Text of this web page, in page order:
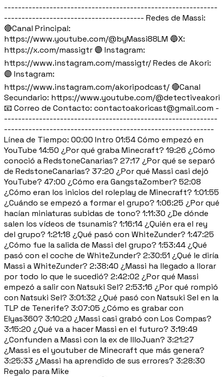
-------------------------------------------------------------
---------------------------------------- Redes de Massi:
🔴Canal Principal:
https://www.youtube.com/@byMassi88LM 🔵X:
https://x.com/massigtr 🟣 Instagram:
https://www.instagram.com/massigtr/ Redes de Akori:
🟣 Instagram:
https://www.instagram.com/akoripodcast/ 🔴Canal
Secundario: https://www.youtube.com/@detectiveakori
📧 Correo de Contacto: contactoakoricast@gmail.com -
-------------------------------------------------------------
------------------------------------------------------------
Línea de Tiempo: 00:00 Intro 01:54 Cómo empezó en
YouTube 14:50 ¿Por qué graba Minecraft? 19:26 ¿Cómo
conoció a RedstoneCanarias? 27:17 ¿Por qué se separó
de RedstoneCanarias? 37:20 ¿Por qué Massi casi dejó
YouTube? 47:00 ¿Cómo era GangstaZomber? 52:08
¿Cómo eran los inicios del roleplay de Minecraft? 1:01:55
¿Cuándo se empezó a formar el grupo? 1:06:25 ¿Por qué
hacían miniaturas subidas de tono? 1:11:30 ¿De dónde
salen los vídeos de tsunamis? 1:16:14 ¿Quién era el rey
del grupo? 1:21:18 ¿Qué pasó con WhiteZunder? 1:47:25
¿Cómo fue la salida de Massi del grupo? 1:53:44 ¿Qué
pasó con el coche de WhiteZunder? 2:30:51 ¿Qué le diría
Massi a WhiteZunder? 2:38:40 ¿Massi ha llegado a llorar
por todo lo que le sucedió? 2:42:02 ¿Por qué Massi
empezó a salir con Natsuki Sel? 2:53:16 ¿Por qué rompió
con Natsuki Sel? 3:01:32 ¿Qué pasó con Natsuki Sel en la
TLP de Tenerife? 3:07:05 ¿Cómo es grabar con
Elyas360? 3:10:20 ¿Massi casi grabó con Los Compas?
3:15:20 ¿Qué va a hacer Massi en el futuro? 3:19:49
¿Confunden a Massi con la ex de IlloJuan? 3:21:27
¿Massi es el youtuber de Minecraft que más genera?
3:25:33 ¿Massi ha aprendido de sus errores? 3:28:30
Regalo para Mike